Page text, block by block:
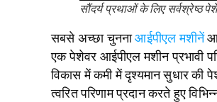
सौंदर्य प्रथाओं के लिए सर्वश्रेष्ठ
सबसे अच्छा चुननाआईपीएल मशीनें
एक पेशेवर आईपीएल मशीन प्रभावी
विकास में कमी में दृश्यमान सुधार की
त्वरित परिणाम प्रदान करते हुए